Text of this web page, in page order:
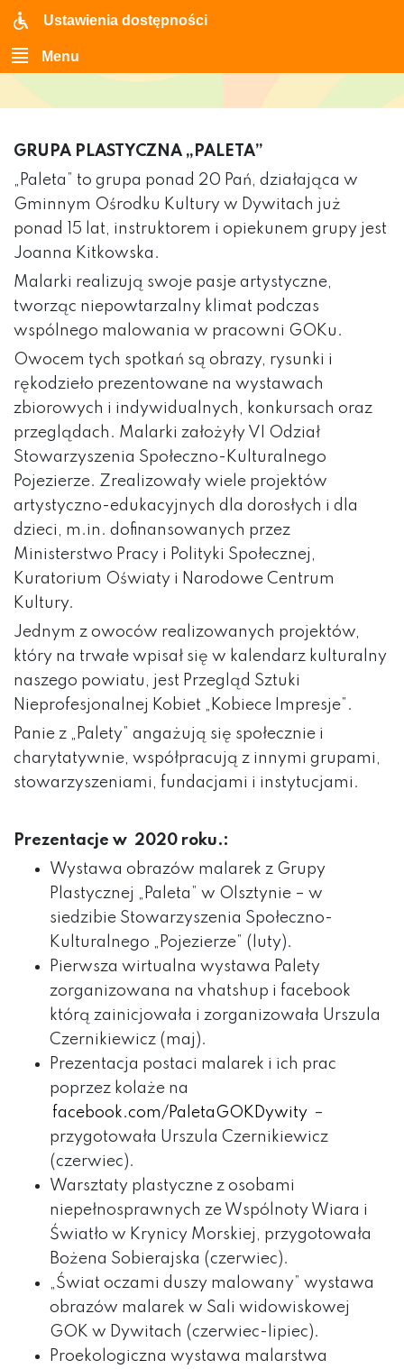
Ustawienia dostępności
Menu
GRUPA PLASTYCZNA „PALETA”
„Paleta” to grupa ponad 20 Pań, działająca w
Gminnym Ośrodku Kultury w Dywitach już
ponad 15 lat, instruktorem i opiekunem grupy jest
Joanna Kitkowska.
Malarki realizują swoje pasje artystyczne,
tworząc niepowtarzalny klimat podczas
wspólnego malowania w pracowni GOKu.
Owocem tych spotkań są obrazy, rysunki i
rękodzieło prezentowane na wystawach
zbiorowych i indywidualnych, konkursach oraz
przeglądach. Malarki założyły VI Odział
Stowarzyszenia Społeczno-Kulturalnego
Pojezierze. Zrealizowały wiele projektów
artystyczno-edukacyjnych dla dorosłych i dla
dzieci, m.in. dofinansowanych przez
Ministerstwo Pracy i Polityki Społecznej,
Kuratorium Oświaty i Narodowe Centrum
Kultury.
Jednym z owoców realizowanych projektów,
który na trwałe wpisał się w kalendarz kulturalny
naszego powiatu, jest Przegląd Sztuki
Nieprofesjonalnej Kobiet „Kobiece Impresje”.
Panie z „Palety” angażują się społecznie i
charytatywnie, współpracują z innymi grupami,
stowarzyszeniami, fundacjami i instytucjami.
Prezentacje w 2020 roku.:
Wystawa obrazów malarek z Grupy
Plastycznej „Paleta” w Olsztynie – w
siedzibie Stowarzyszenia Społeczno-
Kulturalnego „Pojezierze” (luty).
Pierwsza wirtualna wystawa Palety
zorganizowana na vhatshup i facebook
którą zainicjowała i zorganizowała Urszula
Czernikiewicz (maj).
Prezentacja postaci malarek i ich prac
poprzez kolaże na
facebook.com/PaletaGOKDywity –
przygotowała Urszula Czernikiewicz
(czerwiec).
Warsztaty plastyczne z osobami
niepełnosprawnych ze Wspólnoty Wiara i
Światło w Krynicy Morskiej, przygotowała
Bożena Sobierajska (czerwiec).
„Świat oczami duszy malowany” wystawa
obrazów malarek w Sali widowiskowej
GOK w Dywitach (czerwiec-lipiec).
Proekologiczna wystawa malarstwa